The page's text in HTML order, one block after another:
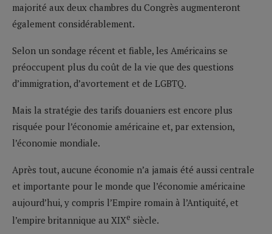
majorité aux deux chambres du Congrès augmenteront
également considérablement.
Selon un sondage récent et fiable, les Américains se
préoccupent plus du coût de la vie que des questions
d’immigration, d’avortement et de LGBTQ.
Mais la stratégie des tarifs douaniers est encore plus
risquée pour l’économie américaine et, par extension,
l’économie mondiale.
Après tout, aucune économie n’a jamais été aussi centrale
et importante pour le monde que l’économie américaine
aujourd’hui, y compris l’Empire romain à l’Antiquité, et
l’empire britannique au XIXe siècle.